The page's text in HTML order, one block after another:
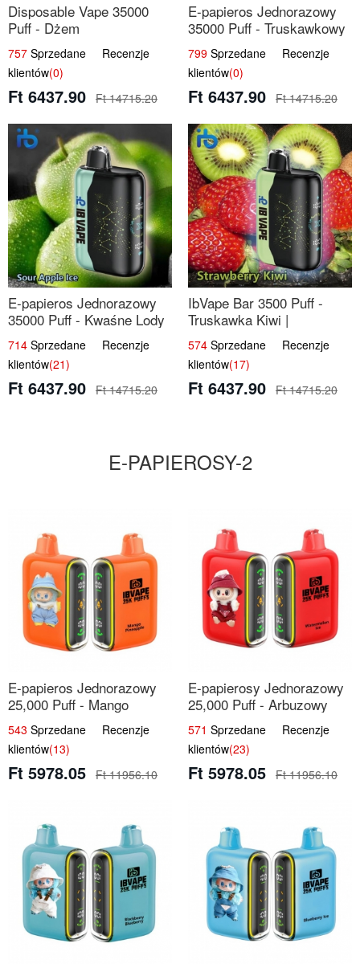
Disposable Vape 35000
Puff - Dżem
Pomarańczowy | IBvape
757 Sprzedane Recenzje
klientów(0)
Ft 6437.90 Ft 14715.20
E-papieros Jednorazowy
35000 Puff - Truskawkowy
Lód | IBvape
799 Sprzedane Recenzje
klientów(0)
Ft 6437.90 Ft 14715.20
E-papieros Jednorazowy
35000 Puff - Kwaśne Lody
Jabłkowe
714 Sprzedane Recenzje
klientów(21)
Ft 6437.90 Ft 14715.20
IbVape Bar 3500 Puff -
Truskawka Kiwi |
Jednorazowy E-papieros
574 Sprzedane Recenzje
klientów(17)
Ft 6437.90 Ft 14715.20
E-PAPIEROSY-2
E-papieros Jednorazowy
25,000 Puff - Mango
Ananas | Tropikalny Smak
543 Sprzedane Recenzje
klientów(13)
Ft 5978.05 Ft 11956.10
E-papierosy Jednorazowy
25,000 Puff - Arbuzowy
Lód | Orzeźwiający Smak
571 Sprzedane Recenzje
klientów(23)
Ft 5978.05 Ft 11956.10